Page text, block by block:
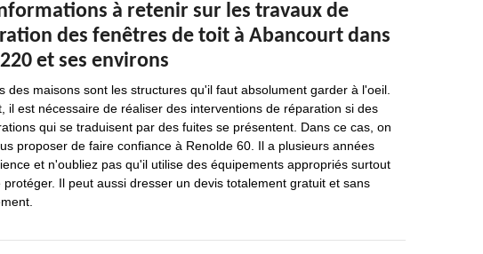
à retenir sur les travaux de
des fenêtres de toit à Abancourt dans
et ses environs
des maisons sont les structures qu'il faut absolument garder à l'oeil.
il est nécessaire de réaliser des interventions de réparation si des
qui se traduisent par des fuites se présentent. Dans ce cas, on
proposer de faire confiance à Renolde 60. Il a plusieurs années
et n'oubliez pas qu'il utilise des équipements appropriés surtout
protéger. Il peut aussi dresser un devis totalement gratuit et sans